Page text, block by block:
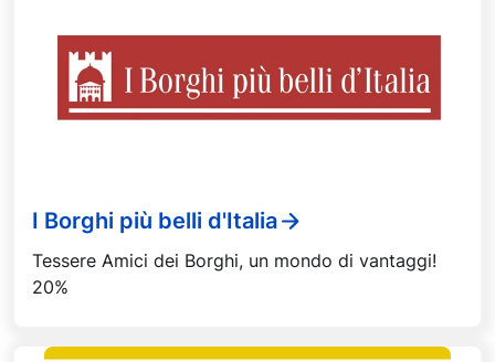
I Borghi più belli d'Italia
Tessere Amici dei Borghi, un mondo di vantaggi!
20%